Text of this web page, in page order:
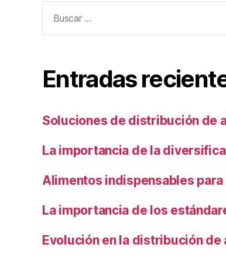
Entradas
Soluciones de distribución de
La importancia de la
Alimentos indispensables
La importancia de los
Evolución en la distribución de